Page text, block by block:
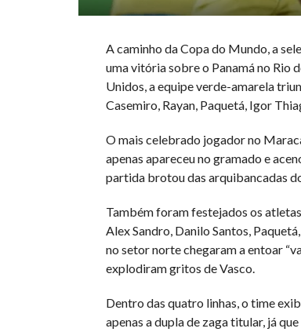
A caminho da Copa do Mundo, a
uma vitória sobre o Panamá no Rio
Unidos, a equipe verde-amarela
Casemiro, Rayan, Paquetá, Igor
O mais celebrado jogador no
apenas apareceu no gramado e
partida brotou das arquibancadas
Também foram festejados os
Alex Sandro, Danilo Santos,
no setor norte chegaram a entoar
explodiram gritos de Vasco.
Dentro das quatro linhas, o time
apenas a dupla de zaga titular, já